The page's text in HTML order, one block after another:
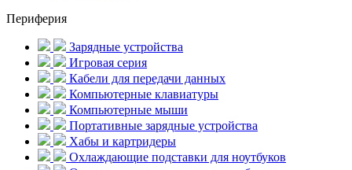
Периферия
Зарядные устройства
Игровая серия
Кабели для передачи данных
Компьютерные клавиатуры
Компьютерные мыши
Портативные зарядные устройства
Хабы и картридеры
Охлаждающие подставки для ноутбуков